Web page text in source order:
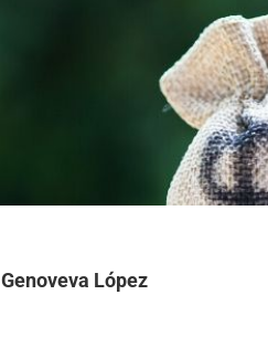
Genoveva López